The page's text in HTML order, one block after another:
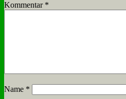
Kommentar *
Name *